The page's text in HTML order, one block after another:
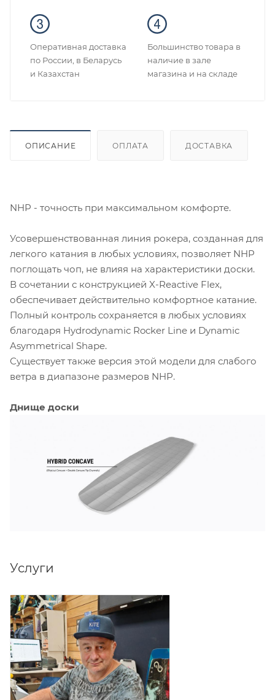
Оперативная доставка
по России, в Беларусь
и Казахстан
Большинство товара в
наличие в зале
магазина и на складе
ОПИСАНИЕ ОПЛАТА ДОСТАВКА
NHP - точность при максимальном комфорте.
Усовершенствованная линия рокера, созданная для
легкого катания в любых условиях, позволяет NHP
поглощать чоп, не влияя на характеристики доски.
В сочетании с конструкцией X-Reactive Flex,
обеспечивает действительно комфортное катание.
Полный контроль сохраняется в любых условиях
благодаря Hydrodynamic Rocker Line и Dynamic
Asymmetrical Shape.
Существует также версия этой модели для слабого
ветра в диапазоне размеров NHP.
Днище доски
Услуги